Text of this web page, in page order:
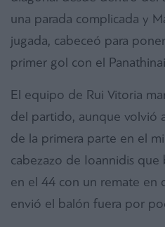
una parada complicada y
jugada, cabeceó para
primer gol con el
El equipo de Rui Vitoria
del partido, aunque volvió
de la primera parte en el
cabezazo de Ioannidis
en el 44 con un remate en
envió el balón fuera por